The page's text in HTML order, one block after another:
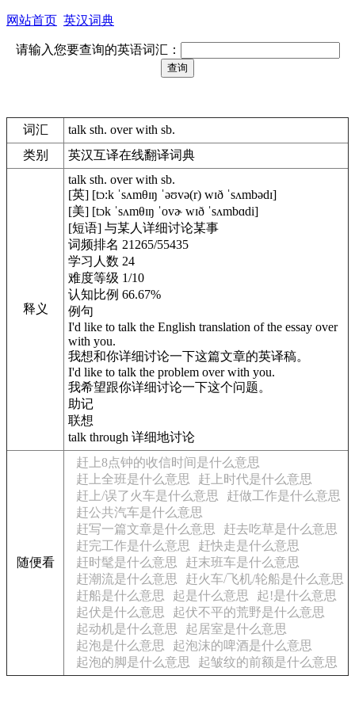
网站首页 英汉词典
请输入您要查询的英语词汇：
词汇
talk sth. over with sb.
类别
英汉互译在线翻译词典
释义
talk sth. over with sb.
[英] [tɔ:k ˈsʌmθɪŋ ˈəʊvə(r) wɪð ˈsʌmbədɪ]
[美] [tɔk ˈsʌmθɪŋ ˈovɚ wɪð ˈsʌmbɑdi]
[短语] 与某人详细讨论某事
词频排名 21265/55435
学习人数 24
难度等级 1/10
认知比例 66.67%
例句
I'd like to talk the English translation of the essay over
with you.
我想和你详细讨论一下这篇文章的英译稿。
I'd like to talk the problem over with you.
我希望跟你详细讨论一下这个问题。
助记
联想
talk through 详细地讨论
随便看
赶上8点钟的收信时间是什么意思
赶上全班是什么意思
赶上时代是什么意思
赶上/误了火车是什么意思
赶做工作是什么意思
赶公共汽车是什么意思
赶写一篇文章是什么意思
赶去吃草是什么意思
赶完工作是什么意思
赶快走是什么意思
赶时髦是什么意思
赶末班车是什么意思
赶潮流是什么意思
赶火车/飞机/轮船是什么意思
赶船是什么意思
起是什么意思
起!是什么意思
起伏是什么意思
起伏不平的荒野是什么意思
起动机是什么意思
起居室是什么意思
起泡是什么意思
起泡沫的啤酒是什么意思
起泡的脚是什么意思
起皱纹的前额是什么意思